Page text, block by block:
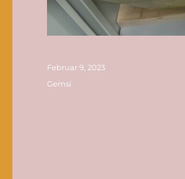
Veröffentlicht
am
Februar 9, 2023
Kategorien
Gemsi